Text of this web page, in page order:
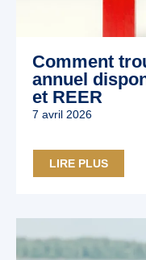
Comment
annuel
et REER
7 avril 2026
LIRE PLUS